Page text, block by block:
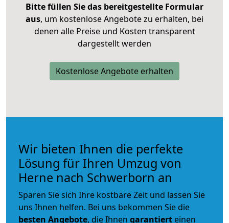
Bitte füllen Sie das bereitgestellte Formular
aus, um kostenlose Angebote zu erhalten, bei
denen alle Preise und Kosten transparent
dargestellt werden
Kostenlose Angebote erhalten
Wir bieten Ihnen die perfekte
Lösung für Ihren Umzug von
Herne nach Schwerborn an
Sparen Sie sich Ihre kostbare Zeit und lassen Sie
uns Ihnen helfen. Bei uns bekommen Sie die
besten Angebote, die Ihnen garantiert einen